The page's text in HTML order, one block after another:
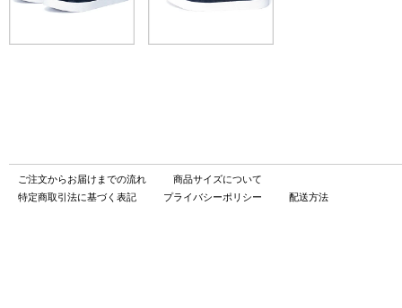
ご注文からお届けまでの流れ
商品サイズについて
特定商取引法に基づく表記
プライバシーポリシー 配送方法